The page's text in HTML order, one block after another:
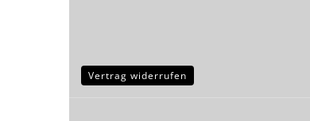
Vertrag widerrufen